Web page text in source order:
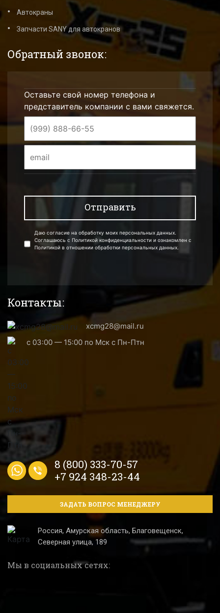
Автокраны
Запчасти SANY для автокранов
Обратный звонок:
Оставьте свой номер телефона и
представитель компании с вами свяжется.
Даю согласие на обработку моих персональных данных.
Соглашаюсь с Политикой конфиденциальности и ознакомлен с
Политикой в отношении обработки персональных данных.
Контакты:
xcmg28@mail.ru
с 03:00 — 15:00 по Мск с Пн-Птн
8 (800) 333-70-57
+7 924 348-23-44
ЗАДАТЬ ВОПРОС МЕНЕДЖЕРУ
Россия, Амурская область, Благовещенск,
Северная улица, 189
Мы в социальных сетях: